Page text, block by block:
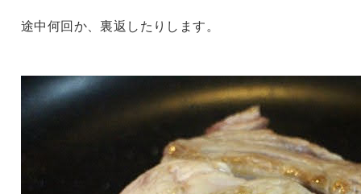
途中何回か、裏返したりします。